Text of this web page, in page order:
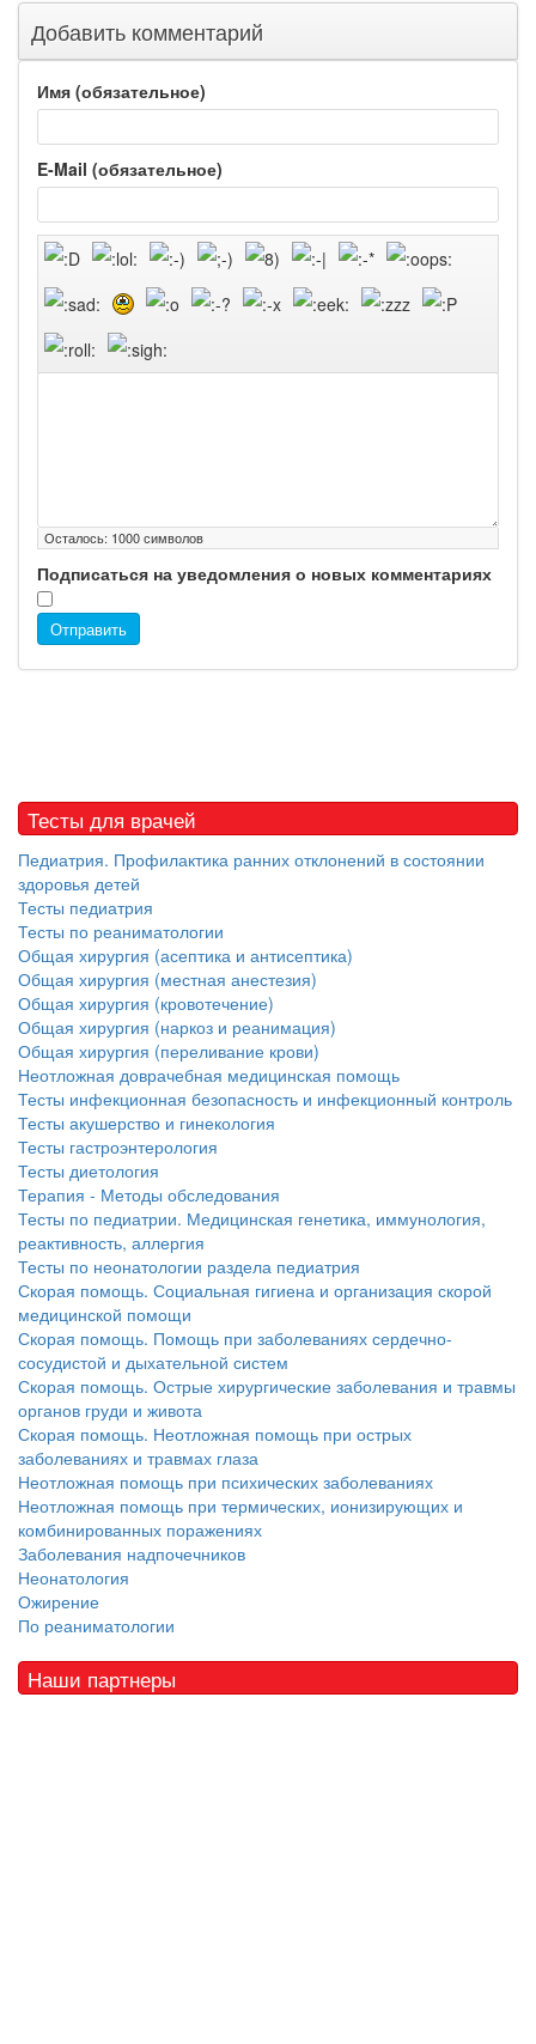
Добавить комментарий
Имя (обязательное)
E-Mail (обязательное)
Осталось: 1000символов
Подписаться на уведомления о новых комментариях
Отправить
Тесты для врачей
Педиатрия. Профилактика ранних отклонений в состоянии
здоровья детей
Тесты педиатрия
Тесты по реаниматологии
Общая хирургия (асептика и антисептика)
Общая хирургия (местная анестезия)
Общая хирургия (кровотечение)
Общая хирургия (наркоз и реанимация)
Общая хирургия (переливание крови)
Неотложная доврачебная медицинская помощь
Тесты инфекционная безопасность и инфекционный контроль
Тесты акушерство и гинекология
Тесты гастроэнтерология
Тесты диетология
Терапия - Методы обследования
Тесты по педиатрии. Медицинская генетика, иммунология,
реактивность, аллергия
Тесты по неонатологии раздела педиатрия
Скорая помощь. Социальная гигиена и организация скорой
медицинской помощи
Скорая помощь. Помощь при заболеваниях сердечно-
сосудистой и дыхательной систем
Скорая помощь. Острые хирургические заболевания и травмы
органов груди и живота
Скорая помощь. Неотложная помощь при острых
заболеваниях и травмах глаза
Неотложная помощь при психических заболеваниях
Неотложная помощь при термических, ионизирующих и
комбинированных поражениях
Заболевания надпочечников
Неонатология
Ожирение
По реаниматологии
Наши партнеры